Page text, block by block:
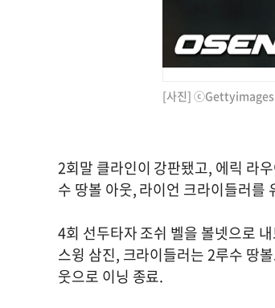
[사진] ⓒGettyimages(
2회말 클라인이 강판됐고, 에릭 라
수 땅볼 아웃, 라이언 크라이들러를
4회 선두타자 조쉬 벨을 볼넷으로
스윙 삼진, 크라이들러는 2루수 땅
웃으로 이닝 종료.